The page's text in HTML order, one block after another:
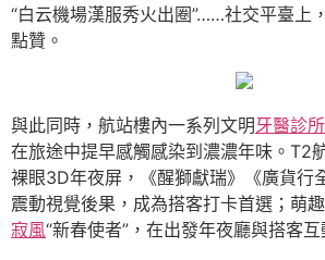
“白云機場漢服秀火出圈”……社交平臺上
點贊。
與此同時，航站樓內一系列文明牙醫診
在旅途中提早感觸感染到濃濃年味。T2
裸眼3D年夜屏，《醒獅獻瑞》《廣貨行
震動視覺後果，成為搭客打卡首選；萌
寂風“新春使者”，在出發年夜廳與搭客互